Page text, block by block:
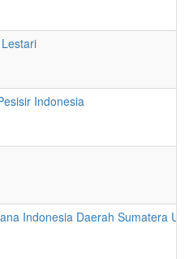
Indonesia
Indonesia Daerah Sumatera